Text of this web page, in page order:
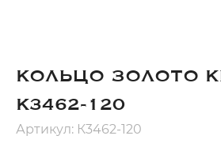
КОЛЬЦО ЗОЛОТО
К3462-120
Артикул: К3462-120
БЕЗ ПЕРЕПЛАТ
ГРАФИК ПЛАТЕЖЕЙ